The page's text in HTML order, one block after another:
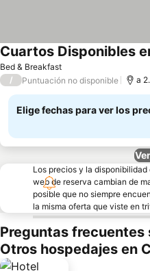
Bed & Breakfast
Cuartos Disponibles
/ Puntuación no disponible a
Elige fechas para ver los
Los precios y la
web de reserva cambian de
posible que no siempre
la misma oferta que viste en
Preguntas frecuentes
Otros hospedajes en